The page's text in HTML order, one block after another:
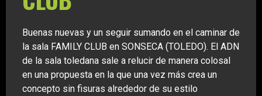
Buenas nuevas y un seguir sumando en el caminar de
la sala FAMILY CLUB en SONSECA (TOLEDO). El ADN
de la sala toledana sale a relucir de manera colosal
en una propuesta en la que una vez más crea un
concepto sin fisuras alrededor de su estilo